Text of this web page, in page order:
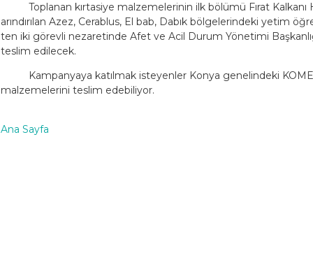
Toplanan kırtasiye malzemelerinin ilk bölümü Fırat Kalkanı
arındırılan Azez, Cerablus, El bab, Dabık bölgelerindeki yetim
ten iki görevli nezaretinde Afet ve Acil Durum Yönetimi
teslim edilecek.
Kampanyaya katılmak isteyenler Konya genelindeki
malzemelerini teslim edebiliyor.
Ana Sayfa